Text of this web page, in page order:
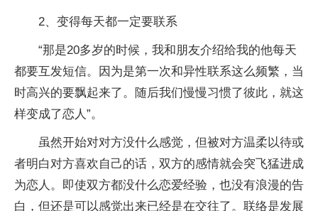
2、变得每天都一定要联系
“那是20多岁的时候，我和朋友介绍给我的他每天
都要互发短信。因为是第一次和异性联系这么频繁，当
时高兴的要飘起来了。随后我们慢慢习惯了彼此，就这
样变成了恋人”。
虽然开始对对方没什么感觉，但被对方温柔以待或
者明白对方喜欢自己的话，双方的感情就会突飞猛进成
为恋人。即使双方都没什么恋爱经验，也没有浪漫的告
白，但还是可以感觉出来已经是在交往了。联络是发展